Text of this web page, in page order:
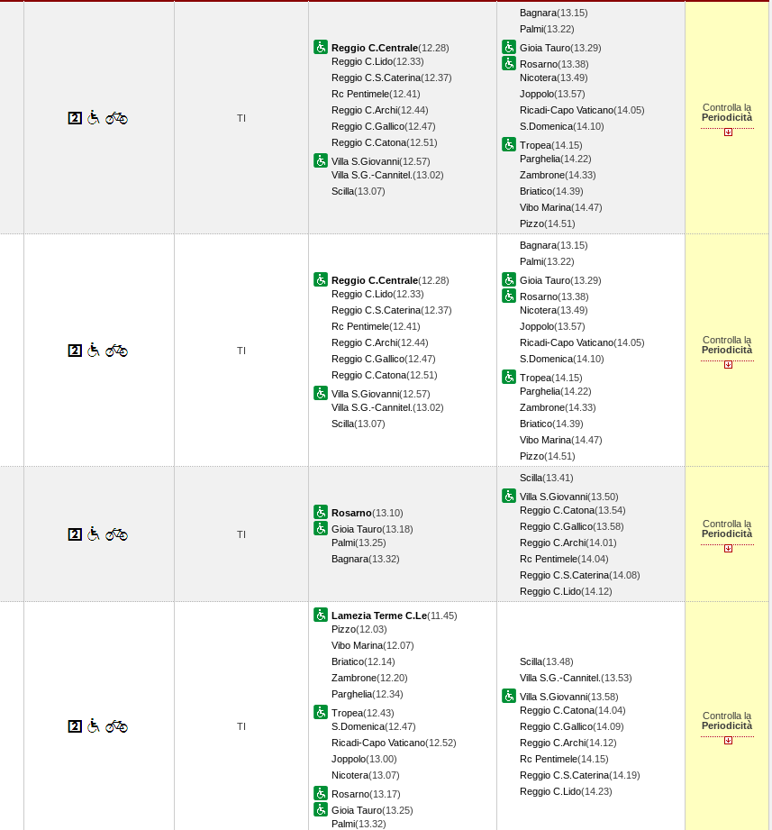
TI
Reggio C.Centrale(12.28)
Reggio C.Lido(12.33)
Reggio C.S.Caterina(12.37)
Rc Pentimele(12.41)
Reggio C.Archi(12.44)
Reggio C.Gallico(12.47)
Reggio C.Catona(12.51)
Villa S.Giovanni(12.57)
Villa S.G.-Cannitel. (13.02)
Scilla(13.07)
Bagnara(13.15)
Palmi(13.22)
Gioia Tauro(13.29)
Rosarno(13.38)
Nicotera(13.49)
Joppolo(13.57)
Ricadi-Capo Vaticano(14.05)
S.Domenica(14.10)
Tropea(14.15)
Parghelia(14.22)
Zambrone(14.33)
Briatico(14.39)
Vibo Marina(14.47)
Pizzo(14.51)
Controlla la
Periodicità
TI
Reggio C.Centrale(12.28)
Reggio C.Lido(12.33)
Reggio C.S.Caterina(12.37)
Rc Pentimele(12.41)
Reggio C.Archi(12.44)
Reggio C.Gallico(12.47)
Reggio C.Catona(12.51)
Villa S.Giovanni(12.57)
Villa S.G.-Cannitel. (13.02)
Scilla(13.07)
Bagnara(13.15)
Palmi(13.22)
Gioia Tauro(13.29)
Rosarno(13.38)
Nicotera(13.49)
Joppolo(13.57)
Ricadi-Capo Vaticano(14.05)
S.Domenica(14.10)
Tropea(14.15)
Parghelia(14.22)
Zambrone(14.33)
Briatico(14.39)
Vibo Marina(14.47)
Pizzo(14.51)
Controlla la
Periodicità
TI
Rosarno(13.10)
Gioia Tauro(13.18)
Palmi(13.25)
Bagnara(13.32)
Scilla(13.41)
Villa S.Giovanni(13.50)
Reggio C.Catona(13.54)
Reggio C.Gallico(13.58)
Reggio C.Archi(14.01)
Rc Pentimele(14.04)
Reggio C.S.Caterina(14.08)
Reggio C.Lido(14.12)
Controlla la
Periodicità
TI
Lamezia Terme C.Le(11.45)
Pizzo(12.03)
Vibo Marina(12.07)
Briatico(12.14)
Zambrone(12.20)
Parghelia(12.34)
Tropea(12.43)
S.Domenica(12.47)
Ricadi-Capo Vaticano(12.52)
Joppolo(13.00)
Nicotera(13.07)
Rosarno(13.17)
Gioia Tauro(13.25)
Palmi(13.32)
Scilla(13.48)
Villa S.G.-Cannitel. (13.53)
Villa S.Giovanni(13.58)
Reggio C.Catona(14.04)
Reggio C.Gallico(14.09)
Reggio C.Archi(14.12)
Rc Pentimele(14.15)
Reggio C.S.Caterina(14.19)
Reggio C.Lido(14.23)
Controlla la
Periodicità